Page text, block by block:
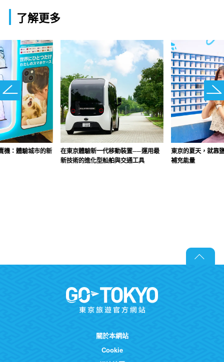
了解更多
機：體驗城市的新
在東京體驗新一代移動裝置──運用最
新技術的進化型船舶與交通工具
東京的夏天，就靠
補充能量
關於本網站
Cookie